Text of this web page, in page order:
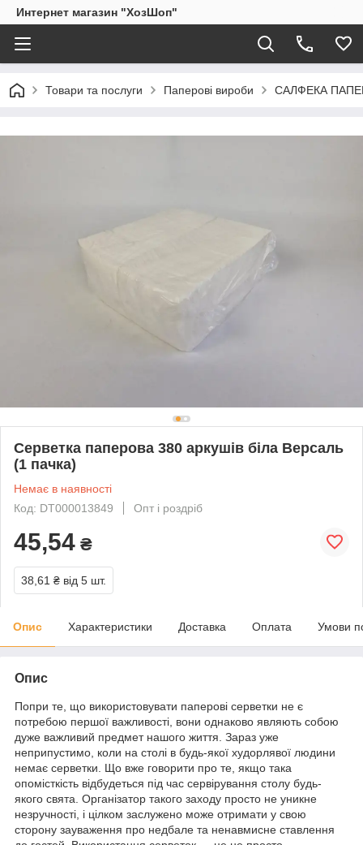
Интернет магазин "ХозШоп"
Товари та послуги Паперові вироби САЛФЕКА
Серветка паперова 380 аркушів біла Версаль
(1 пачка)
Немає в наявності
Код: DT000013849
Опт і роздріб
45,54 ₴
38,61 ₴ від 5 шт.
Опис Характеристики Доставка Оплата Умови
Опис
Попри те, що використовувати паперові серветки не є
потребою першої важливості, вони однаково являють собою
дуже важливий предмет нашого життя. Зараз уже
неприпустимо, коли на столі в будь-якої худорлявої людини
немає серветки. Що вже говорити про те, якщо така
опомісткість відбудеться під час сервірування столу будь-
якого свята. Організатор такого заходу просто не уникне
незручності, і цілком заслужено може отримати у свою
сторону зауваження про недбале та ненавмисне ставлення